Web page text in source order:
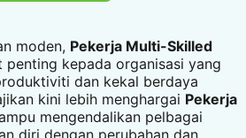
moden, Pekerja Multi-Skilled
penting kepada organisasi yang
dan kekal berdaya
kini lebih menghargai Pekerja
mengendalikan pelbagai
diri dengan perubahan dan